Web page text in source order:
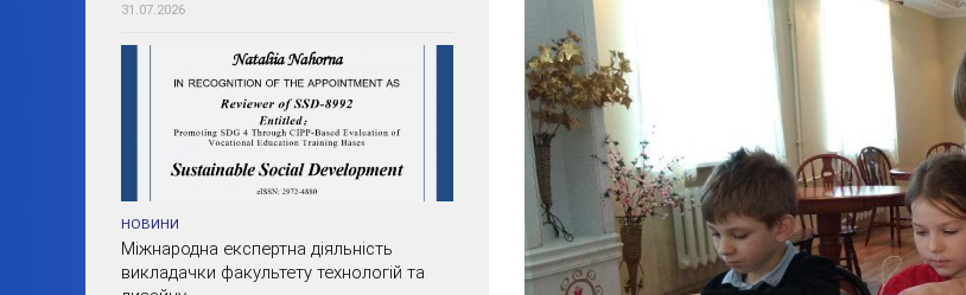
31.07.2026
НОВИНИ
Міжнародна експертна діяльність
викладачки факультету технологій та